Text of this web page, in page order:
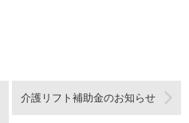
介護リフト補助金のお知らせ